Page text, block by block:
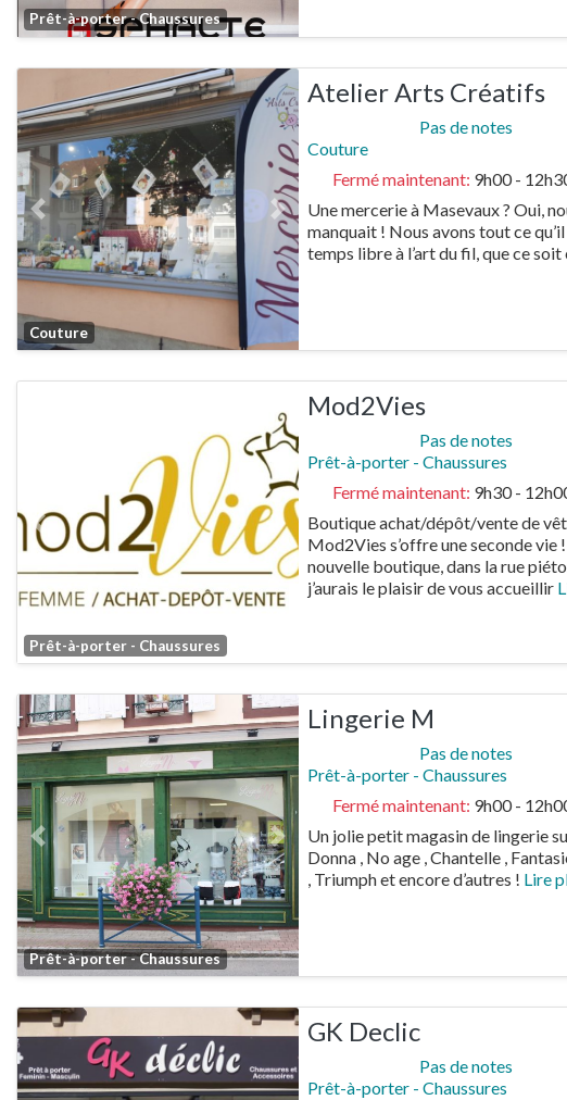
Favorite
Prêt-à-porter - Chaussures
Favorite
Couture
Previous Next
Atelier Arts Créatifs
Pas de notes
Couture
Fermé maintenant: 9h00 -
Une mercerie à Masevaux ? Oui,
manquait ! Nous avons tout ce
temps libre à l’art du fil, que ce
Prêt-à-porter - Chaussures
Previous Next
Mod2Vies
Pas de notes
Prêt-à-porter - Chaussures
Fermé maintenant: 9h30 -
Boutique achat/dépôt/vente de
Mod2Vies s’offre une seconde
nouvelle boutique, dans la rue
j’aurais le plaisir de vous accueillir
Favorite
Prêt-à-porter - Chaussures
Previous Next
Lingerie M
Pas de notes
Prêt-à-porter - Chaussures
Fermé maintenant: 9h00 -
Un jolie petit magasin de lingerie
Donna , No age , Chantelle ,
, Triumph et encore d’autres ! Lire
GK Declic
Pas de notes
Prêt-à-porter - Chaussures